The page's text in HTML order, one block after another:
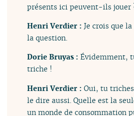
présents ici peuvent-ils jouer
Henri Verdier :Je crois que
la question.
Dorie Bruyas :Évidemment,
triche !
Henri Verdier :Oui, tu
le dire aussi. Quelle est la
un monde de consommation